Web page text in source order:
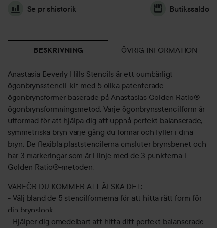
Se prishistorik Butikssaldo
BESKRIVNING ÖVRIG INFORMATION
Anastasia Beverly Hills Stencils är ett oumbärligt
ögonbrynsstencil-kit med 5 olika patenterade
ögonbrynsformer baserade på Anastasias Golden Ratio®
ögonbrynsformningsmetod. Varje ögonbrynsstencilform är
utformad för att hjälpa dig att uppnå perfekt balanserade,
symmetriska bryn varje gång du formar och fyller i dina
bryn. De flexibla plaststencilerna omsluter brynsbenet och
har 3 markeringar som är i linje med de 3 punkterna i
Golden Ratio®-metoden.
VARFÖR DU KOMMER ATT ÄLSKA DET:
- Välj bland de 5 stencilformerna för att hitta rätt form för
din brynslook
- Hjälper dig omedelbart att hitta ditt perfekt balanserade